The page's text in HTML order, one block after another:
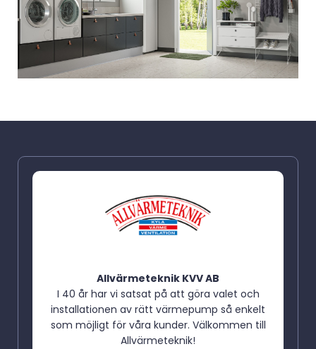
Allvärmeteknik KVV AB
I 40 år har vi satsat på att göra valet och
installationen av rätt värmepump så enkelt
som möjligt för våra kunder. Välkommen till
Allvärmeteknik!